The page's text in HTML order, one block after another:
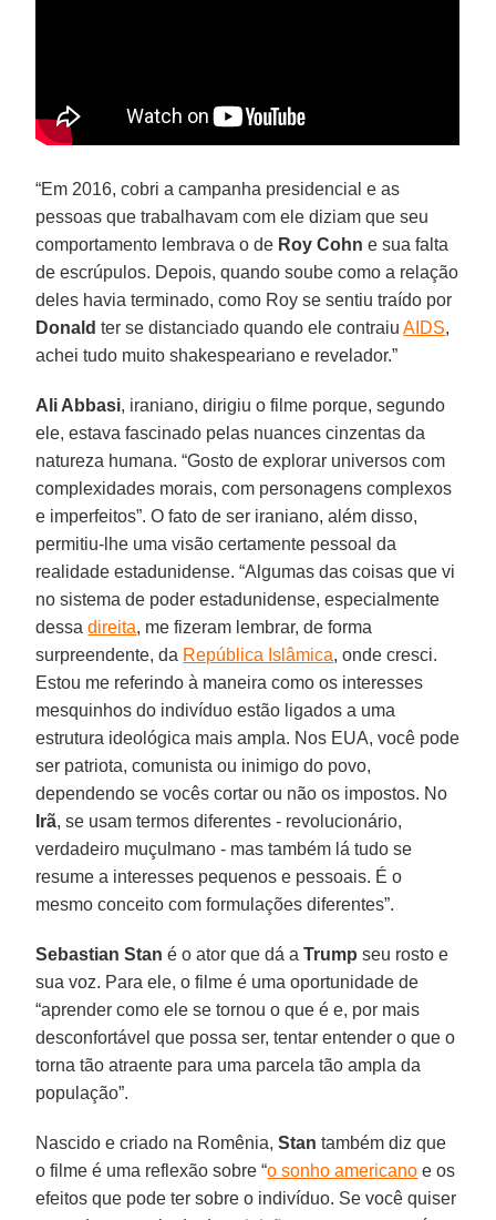
“Em 2016, cobri a campanha presidencial e as
pessoas que trabalhavam com ele diziam que seu
comportamento lembrava o de Roy Cohn e sua falta
de escrúpulos. Depois, quando soube como a relação
deles havia terminado, como Roy se sentiu traído por
Donald ter se distanciado quando ele contraiuAIDS,
achei tudo muito shakespeariano e revelador.”
Ali Abbasi, iraniano, dirigiu o filme porque, segundo
ele, estava fascinado pelas nuances cinzentas da
natureza humana. “Gosto de explorar universos com
complexidades morais, com personagens complexos
e imperfeitos”. O fato de ser iraniano, além disso,
permitiu-lhe uma visão certamente pessoal da
realidade estadunidense. “Algumas das coisas que vi
no sistema de poder estadunidense, especialmente
dessadireita, me fizeram lembrar, de forma
surpreendente, da República Islâmica, onde cresci.
Estou me referindo à maneira como os interesses
mesquinhos do indivíduo estão ligados a uma
estrutura ideológica mais ampla. Nos EUA, você pode
ser patriota, comunista ou inimigo do povo,
dependendo se vocês cortar ou não os impostos. No
Irã, se usam termos diferentes - revolucionário,
verdadeiro muçulmano - mas também lá tudo se
resume a interesses pequenos e pessoais. É o
mesmo conceito com formulações diferentes”.
Sebastian Stan é o ator que dá aTrump seu rosto e
sua voz. Para ele, o filme é uma oportunidade de
“aprender como ele se tornou o que é e, por mais
desconfortável que possa ser, tentar entender o que o
torna tão atraente para uma parcela tão ampla da
população”.
Nascido e criado na Romênia,Stan também diz que
o filme é uma reflexão sobre “o sonho americano e os
efeitos que pode ter sobre o indivíduo. Se você quiser